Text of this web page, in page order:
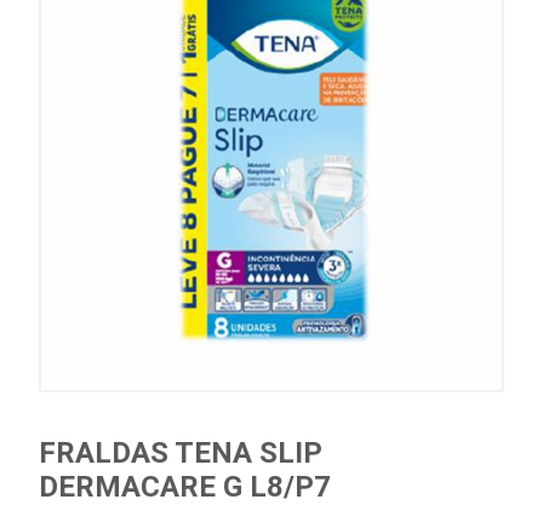
FRALDAS TENA SLIP
DERMACARE G L8/P7